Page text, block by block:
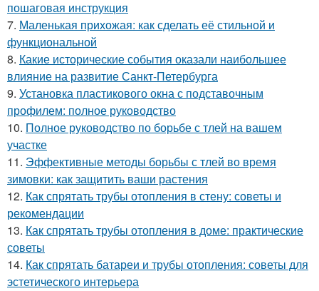
пошаговая инструкция
7. Маленькая прихожая: как сделать её стильной и
функциональной
8. Какие исторические события оказали наибольшее
влияние на развитие Санкт-Петербурга
9. Установка пластикового окна с подставочным
профилем: полное руководство
10. Полное руководство по борьбе с тлей на вашем
участке
11. Эффективные методы борьбы с тлей во время
зимовки: как защитить ваши растения
12. Как спрятать трубы отопления в стену: советы и
рекомендации
13. Как спрятать трубы отопления в доме: практические
советы
14. Как спрятать батареи и трубы отопления: советы для
эстетического интерьера